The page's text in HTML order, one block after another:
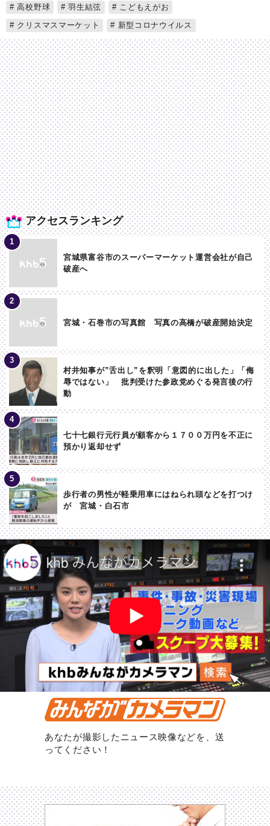
アクセスランキング
宮城県富谷市のスーパーマーケット運営会社が自己
破産へ
宮城・石巻市の写真館 写真の高橋が破産開始決定
村井知事が”舌出し”を釈明「意図的に出した」「侮
辱ではない」 批判受けた参政党めぐる発言後の行
動
七十七銀行元行員が顧客から１７００万円を不正に
預かり返却せず
歩行者の男性が軽乗用車にはねられ頭などを打つけ
が 宮城・白石市
高校野球
羽生結弦
こどもえがお
クリスマスマーケット
新型コロナウイルス
あなたが撮影したニュース映像などを、送
ってください！